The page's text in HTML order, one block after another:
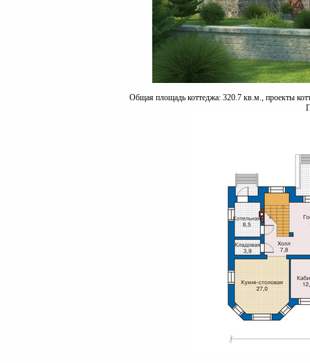
Общая площадь коттеджа: 320.7 кв.м., проекты